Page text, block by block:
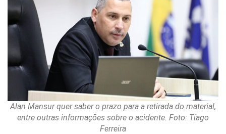
Alan Mansur quer saber o prazo para a retirada do material,
entre outras informações sobre o acidente. Foto: Tiago
Ferreira